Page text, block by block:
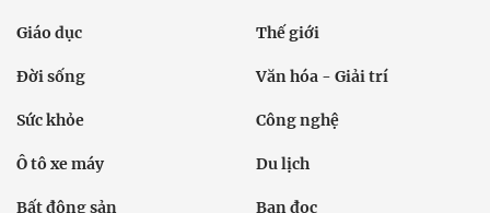
Giáo dục Thế giới
Đời sống Văn hóa - Giải trí
Sức khỏe Công nghệ
Ô tô xe máy Du lịch
Bất động sản Bạn đọc